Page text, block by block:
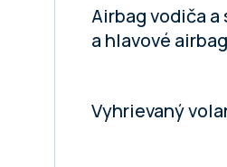
Airbag vodiča
a hlavové
Vyhrievaný